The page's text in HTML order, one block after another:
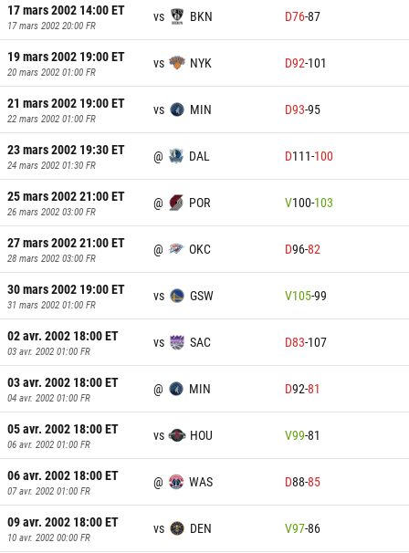
17 mars 2002 14:00ET
17 mars 2002 20:00 FR
vs BKN D76-87
19 mars 2002 19:00ET
20 mars 2002 01:00 FR
vs NYK D92-101
21 mars 2002 19:00ET
22 mars 2002 01:00 FR
vs MIN D93-95
23 mars 2002 19:30ET
24 mars 2002 01:30 FR
@ DAL D111-100
25 mars 2002 21:00ET
26 mars 2002 03:00 FR
@ POR V100-103
27 mars 2002 21:00ET
28 mars 2002 03:00 FR
@ OKC D96-82
30 mars 2002 19:00ET
31 mars 2002 01:00 FR
vs GSW V105-99
02 avr. 2002 18:00ET
03 avr. 2002 01:00 FR
vs SAC D83-107
03 avr. 2002 18:00ET
04 avr. 2002 01:00 FR
@ MIN D92-81
05 avr. 2002 18:00ET
06 avr. 2002 01:00 FR
vs HOU V99-81
06 avr. 2002 18:00ET
07 avr. 2002 01:00 FR
@ WAS D88-85
09 avr. 2002 18:00ET
10 avr. 2002 00:00 FR
vs DEN V97-86